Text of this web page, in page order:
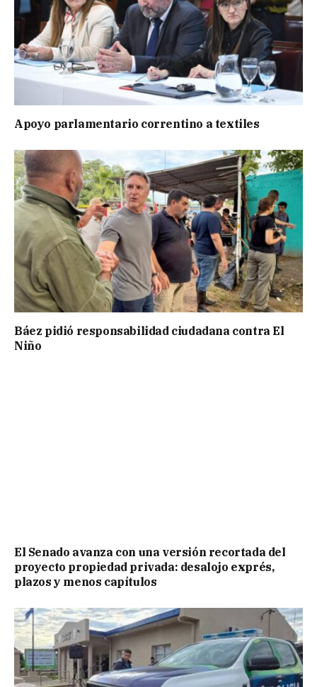
Apoyo parlamentario correntino a textiles
Báez pidió responsabilidad ciudadana contra El
Niño
El Senado avanza con una versión recortada del
proyecto propiedad privada: desalojo exprés,
plazos y menos capítulos